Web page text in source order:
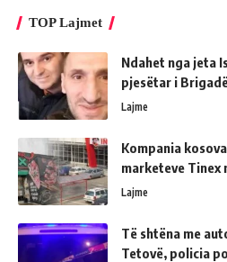
TOP Lajmet
Ndahet nga jeta
pjesëtar i
Lajme
Kompania
marketeve Tinex
Lajme
Të shtëna me
Tetovë, policia